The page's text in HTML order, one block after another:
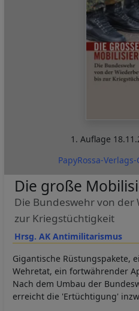
1. Auflage
PapyRossa-
Hrsg. AK Antimilitarismus
Die große
Die Bundeswehr von
zur Kriegstüchtigkeit
Gigantische Rüstungspakete,
Wehretat, ein fortwährender
Nach dem Umbau der
erreicht die 'Ertüchtigung'